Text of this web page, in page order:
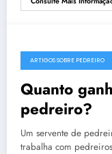
ARTIGOS SOBRE PEDREIRO
Quanto
pedreiro?
Um servente de
trabalha com